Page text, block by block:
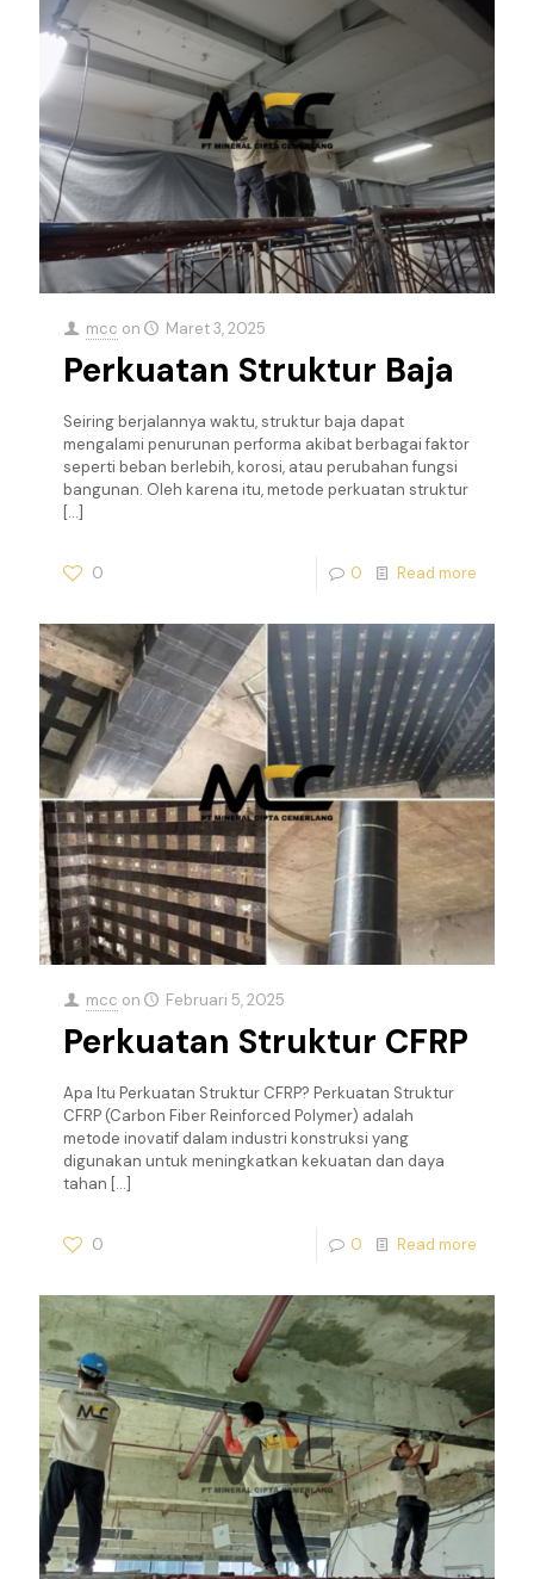
mcc on Maret 3, 2025
Perkuatan Struktur Baja
Seiring berjalannya waktu, struktur baja dapat
mengalami penurunan performa akibat berbagai faktor
seperti beban berlebih, korosi, atau perubahan fungsi
bangunan. Oleh karena itu, metode perkuatan struktur
[…]
0 0 Read more
mcc on Februari 5, 2025
Perkuatan Struktur CFRP
Apa Itu Perkuatan Struktur CFRP? Perkuatan Struktur
CFRP (Carbon Fiber Reinforced Polymer) adalah
metode inovatif dalam industri konstruksi yang
digunakan untuk meningkatkan kekuatan dan daya
tahan […]
0 0 Read more